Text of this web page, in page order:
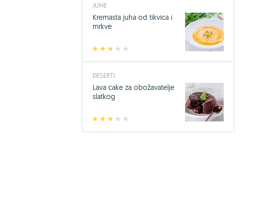
JUHE
2 3 4
Kremasta juha od tikvica i
mrkve
DESERTI
2 3 4
Lava cake za obožavatelje
slatkog